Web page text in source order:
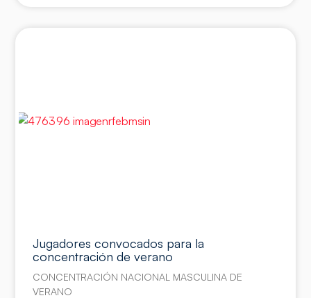
Jugadores convocados para la
concentración de verano
CONCENTRACIÓN NACIONAL MASCULINA DE
VERANO